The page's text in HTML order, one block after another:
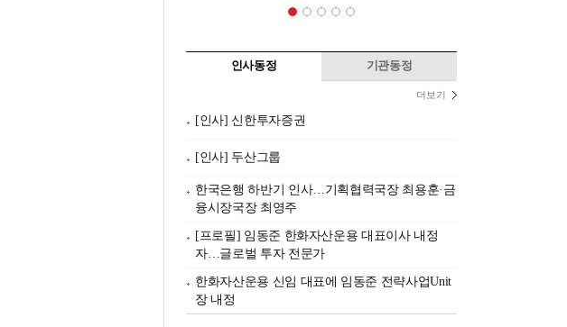
인사동정 기관동정
더보기
[인사] 신한투자증권
[인사] 두산그룹
한국은행 하반기 인사…기획협력국장 최용훈·금
융시장국장 최영주
[프로필] 임동준 한화자산운용 대표이사 내정
자…글로벌 투자 전문가
한화자산운용 신임 대표에 임동준 전략사업Unit
장 내정